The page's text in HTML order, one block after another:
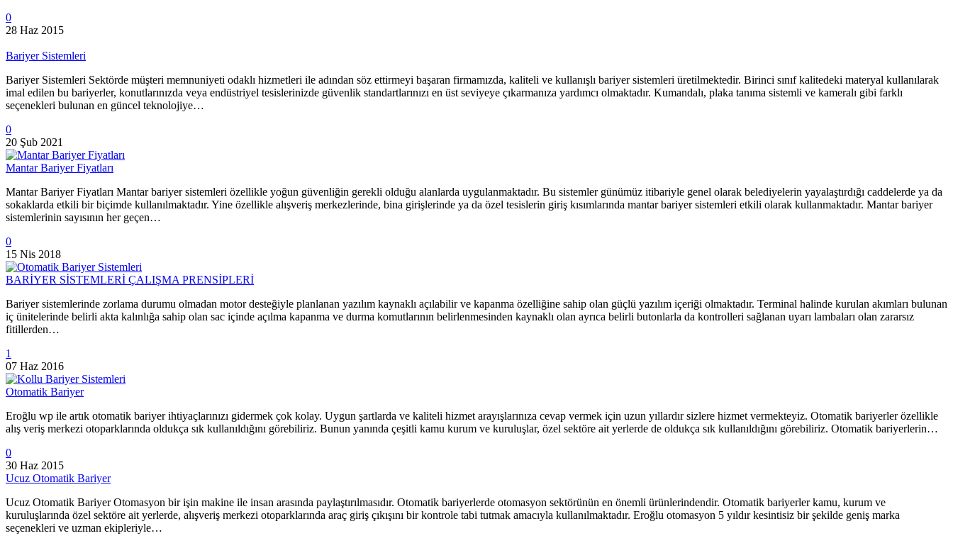
0
28 Haz 2015
Bariyer Sistemleri
Bariyer Sistemleri Sektörde müşteri memnuniyeti odaklı hizmetleri ile adından söz ettirmeyi başaran firmamızda, kaliteli ve kullanışlı bariyer sistemleri üretilmektedir. Birinci sınıf kalitedeki materyal kullanılarak
imal edilen bu bariyerler, konutlarınızda veya endüstriyel tesislerinizde güvenlik standartlarınızı en üst seviyeye çıkarmanıza yardımcı olmaktadır. Kumandalı, plaka tanıma sistemli ve kameralı gibi farklı
seçenekleri bulunan en güncel teknolojiye…
0
20 Şub 2021
Mantar Bariyer Fiyatları
Mantar Bariyer Fiyatları Mantar bariyer sistemleri özellikle yoğun güvenliğin gerekli olduğu alanlarda uygulanmaktadır. Bu sistemler günümüz itibariyle genel olarak belediyelerin yayalaştırdığı caddelerde ya da
sokaklarda etkili bir biçimde kullanılmaktadır. Yine özellikle alışveriş merkezlerinde, bina girişlerinde ya da özel tesislerin giriş kısımlarında mantar bariyer sistemleri etkili olarak kullanmaktadır. Mantar bariyer
sistemlerinin sayısının her geçen…
0
15 Nis 2018
BARİYER SİSTEMLERİ ÇALIŞMA PRENSİPLERİ
Bariyer sistemlerinde zorlama durumu olmadan motor desteğiyle planlanan yazılım kaynaklı açılabilir ve kapanma özelliğine sahip olan güçlü yazılım içeriği olmaktadır. Terminal halinde kurulan akımları bulunan
iç ünitelerinde belirli akta kalınlığa sahip olan sac içinde açılma kapanma ve durma komutlarının belirlenmesinden kaynaklı olan ayrıca belirli butonlarla da kontrolleri sağlanan uyarı lambaları olan zararsız
fitillerden…
1
07 Haz 2016
Otomatik Bariyer
Eroğlu wp ile artık otomatik bariyer ihtiyaçlarınızı gidermek çok kolay. Uygun şartlarda ve kaliteli hizmet arayışlarınıza cevap vermek için uzun yıllardır sizlere hizmet vermekteyiz. Otomatik bariyerler özellikle
alış veriş merkezi otoparklarında oldukça sık kullanıldığını görebiliriz. Bunun yanında çeşitli kamu kurum ve kuruluşlar, özel sektöre ait yerlerde de oldukça sık kullanıldığını görebiliriz. Otomatik bariyerlerin…
0
30 Haz 2015
Ucuz Otomatik Bariyer
Ucuz Otomatik Bariyer Otomasyon bir işin makine ile insan arasında paylaştırılmasıdır. Otomatik bariyerlerde otomasyon sektörünün en önemli ürünlerindendir. Otomatik bariyerler kamu, kurum ve
kuruluşlarında özel sektöre ait yerlerde, alışveriş merkezi otoparklarında araç giriş çıkışını bir kontrole tabi tutmak amacıyla kullanılmaktadır. Eroğlu otomasyon 5 yıldır kesintisiz bir şekilde geniş marka
seçenekleri ve uzman ekipleriyle…